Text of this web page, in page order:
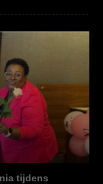
tijdens